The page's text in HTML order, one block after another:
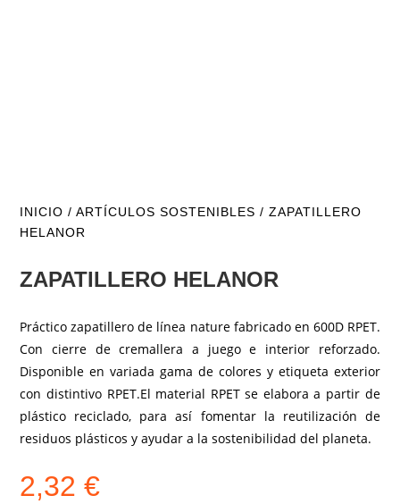
INICIO /ARTÍCULOS SOSTENIBLES / ZAPATILLERO
HELANOR
ZAPATILLERO HELANOR
Práctico zapatillero de línea nature fabricado en 600D RPET.
Con cierre de cremallera a juego e interior reforzado.
Disponible en variada gama de colores y etiqueta exterior
con distintivo RPET.El material RPET se elabora a partir de
plástico reciclado, para así fomentar la reutilización de
residuos plásticos y ayudar a la sostenibilidad del planeta.
2,32€